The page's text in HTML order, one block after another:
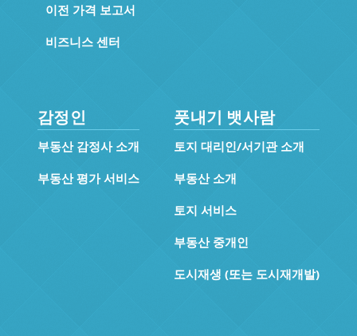
이전 가격 보고서
비즈니스 센터
감정인
부동산 감정사 소개
부동산 평가 서비스
풋내기 뱃사람
토지 대리인/서기관 소개
부동산 소개
토지 서비스
부동산 중개인
도시재생 (또는 도시재개발)